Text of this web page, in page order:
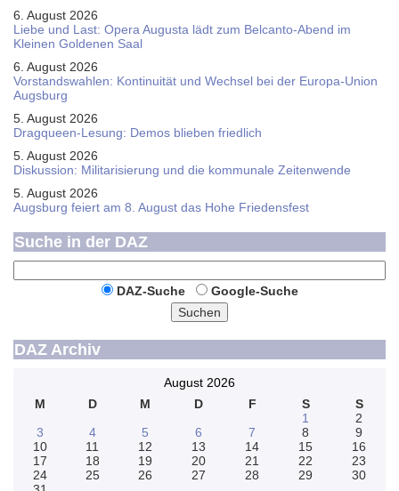
6. August 2026
Liebe und Last: Opera Augusta lädt zum Belcanto-Abend im
Kleinen Goldenen Saal
6. August 2026
Vorstandswahlen: Kontinuität und Wechsel bei der Europa-Union
Augsburg
5. August 2026
Dragqueen-Lesung: Demos blieben friedlich
5. August 2026
Diskussion: Mi­li­ta­ri­sie­rung und die kommunale Zeitenwende
5. August 2026
Augsburg feiert am 8. August das Hohe Friedensfest
Suche in der DAZ
DAZ-Suche
Google-Suche
Suchen
DAZ Archiv
August 2026
M
D M D F S
S
1
2
3
4 5 6 7 8
9
10
11 12 13 14 15
16
17
18 19 20 21 22
23
24
25 26 27 28 29
30